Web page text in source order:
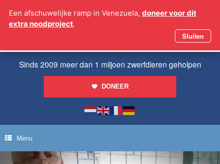
naar
Sinds 2009 meer dan 1 miljoen zwerfdieren geholpen
DONEER
Menu
Een afschuwelijke ramp in Venezuela, doneer voor dit
extra noodproject.
Sluiten